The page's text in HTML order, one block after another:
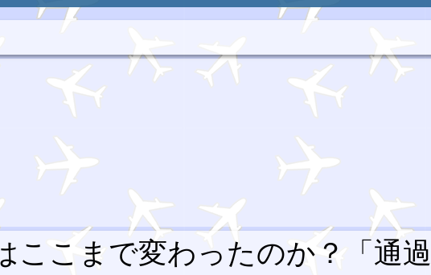
ここまで変わったのか？「通過